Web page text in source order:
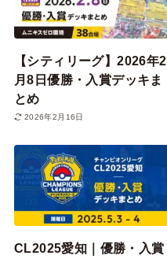
【シティリーグ】2026年2
月8日優勝・入賞デッキま
とめ
2026年2月16日
CL2025愛知｜優勝・入賞